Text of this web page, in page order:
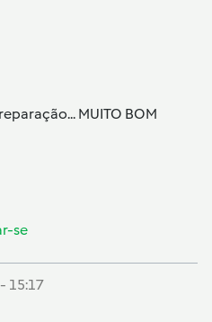
MUITO BOM
se
15:17